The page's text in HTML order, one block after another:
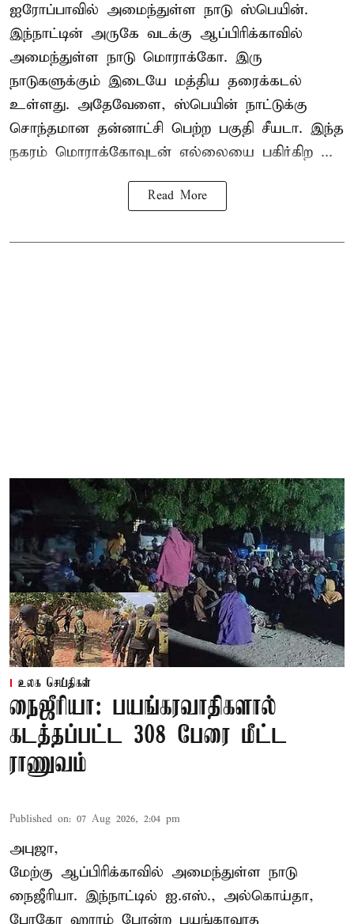
ஐரோப்பாவில் அமைந்துள்ள நாடு ஸ்பெயின்.
இந்நாட்டின் அருகே வடக்கு ஆப்பிரிக்காவில்
அமைந்துள்ள நாடு மொராக்கோ. இரு
நாடுகளுக்கும் இடையே மத்திய தரைக்கடல்
உள்ளது. அதேவேளை, ஸ்பெயின் நாட்டுக்கு
சொந்தமான தன்னாட்சி பெற்ற பகுதி சீயடா. இந்த
நகரம் மொராக்கோவுடன் எல்லையை பகிர்கிற ...
Read More
உலக செய்திகள்
நைஜீரியா: பயங்கரவாதிகளால்
கடத்தப்பட்ட 308 பேரை மீட்ட
ராணுவம்
Published on: 07 Aug 2026, 2:04 pm
அபுஜா,
மேற்கு ஆப்பிரிக்காவில் அமைந்துள்ள நாடு
நைஜீரியா. இந்நாட்டில் ஐ.எஸ்., அல்கொய்தா,
போகோ ஹராம் போன்ற பயங்கரவாத